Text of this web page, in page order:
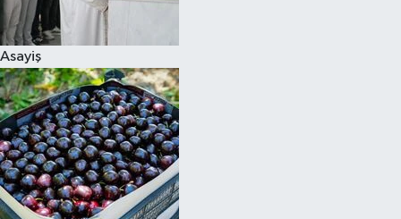
Asayiş